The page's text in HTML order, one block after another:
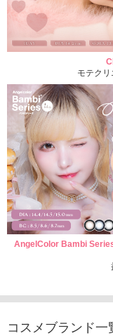
モテク
AngelColor Bambi
コスメブランド一